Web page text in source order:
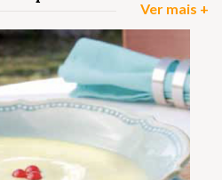
Ver mais +